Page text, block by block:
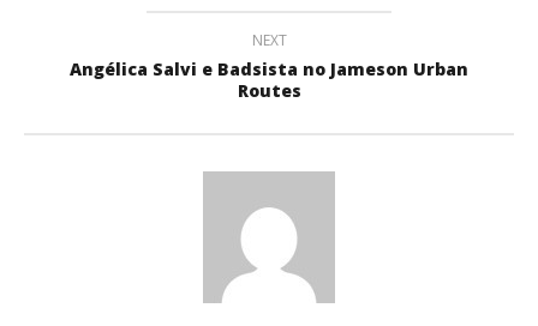
NEXT
Angélica Salvi e Badsista no Jameson Urban
Routes